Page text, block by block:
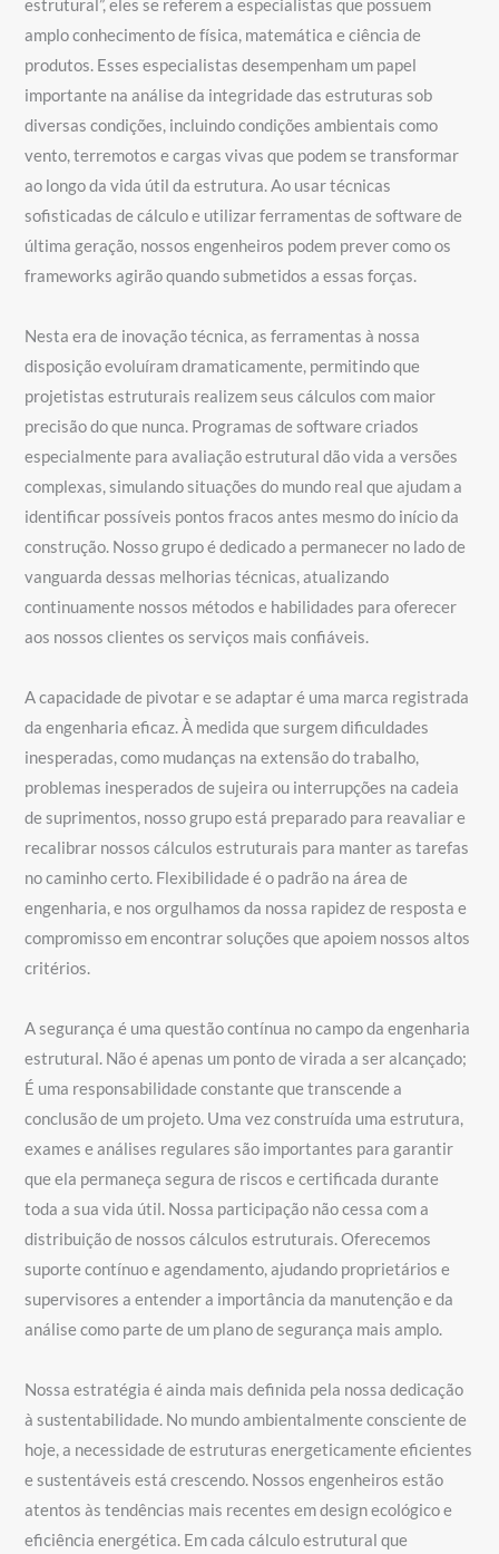
estrutural”, eles se referem a especialistas que possuem
amplo conhecimento de física, matemática e ciência de
produtos. Esses especialistas desempenham um papel
importante na análise da integridade das estruturas sob
diversas condições, incluindo condições ambientais como
vento, terremotos e cargas vivas que podem se transformar
ao longo da vida útil da estrutura. Ao usar técnicas
sofisticadas de cálculo e utilizar ferramentas de software de
última geração, nossos engenheiros podem prever como os
frameworks agirão quando submetidos a essas forças.
Nesta era de inovação técnica, as ferramentas à nossa
disposição evoluíram dramaticamente, permitindo que
projetistas estruturais realizem seus cálculos com maior
precisão do que nunca. Programas de software criados
especialmente para avaliação estrutural dão vida a versões
complexas, simulando situações do mundo real que ajudam a
identificar possíveis pontos fracos antes mesmo do início da
construção. Nosso grupo é dedicado a permanecer no lado de
vanguarda dessas melhorias técnicas, atualizando
continuamente nossos métodos e habilidades para oferecer
aos nossos clientes os serviços mais confiáveis.
A capacidade de pivotar e se adaptar é uma marca registrada
da engenharia eficaz. À medida que surgem dificuldades
inesperadas, como mudanças na extensão do trabalho,
problemas inesperados de sujeira ou interrupções na cadeia
de suprimentos, nosso grupo está preparado para reavaliar e
recalibrar nossos cálculos estruturais para manter as tarefas
no caminho certo. Flexibilidade é o padrão na área de
engenharia, e nos orgulhamos da nossa rapidez de resposta e
compromisso em encontrar soluções que apoiem nossos altos
critérios.
A segurança é uma questão contínua no campo da engenharia
estrutural. Não é apenas um ponto de virada a ser alcançado;
É uma responsabilidade constante que transcende a
conclusão de um projeto. Uma vez construída uma estrutura,
exames e análises regulares são importantes para garantir
que ela permaneça segura de riscos e certificada durante
toda a sua vida útil. Nossa participação não cessa com a
distribuição de nossos cálculos estruturais. Oferecemos
suporte contínuo e agendamento, ajudando proprietários e
supervisores a entender a importância da manutenção e da
análise como parte de um plano de segurança mais amplo.
Nossa estratégia é ainda mais definida pela nossa dedicação
à sustentabilidade. No mundo ambientalmente consciente de
hoje, a necessidade de estruturas energeticamente eficientes
e sustentáveis está crescendo. Nossos engenheiros estão
atentos às tendências mais recentes em design ecológico e
eficiência energética. Em cada cálculo estrutural que